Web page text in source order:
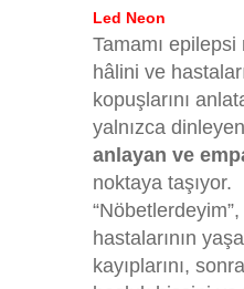
Led Neon
Tamamı
hâlini ve
kopuşlarını
yalnızca
anlayan ve
noktaya taşıyor.
hastalarının
kayıplarını,